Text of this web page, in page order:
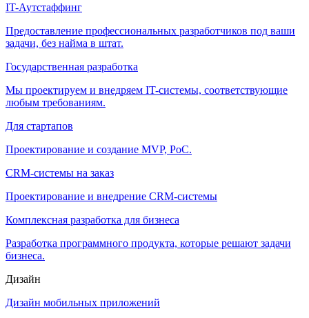
IT-Аутстаффинг
Предоставление профессиональных разработчиков под ваши
задачи, без найма в штат.
Государственная разработка
Мы проектируем и внедряем IT-системы, соответствующие
любым требованиям.
Для стартапов
Проектирование и создание MVP, PoC.
CRM-системы на заказ
Проектирование и внедрение CRM-системы
Комплексная разработка для бизнеса
Разработка программного продукта, которые решают задачи
бизнеса.
Дизайн
Дизайн мобильных приложений